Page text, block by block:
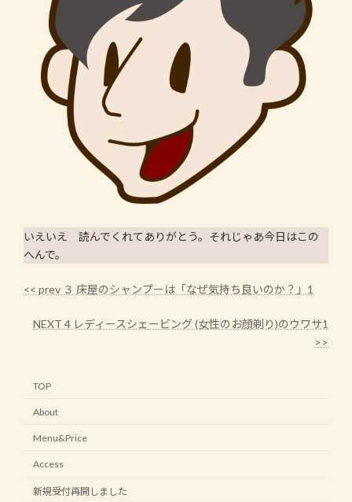
いえいえ 読んでくれてありがとう。それじゃあ今日はこの
へんで。
<< prev ３ 床屋のシャンプーは「なぜ気持ち良いのか？」1
NEXT 4 レディースシェービング (女性のお顔剃り)のウワサ1
>>
TOP
About
Menu&Price
Access
新規受付再開しました